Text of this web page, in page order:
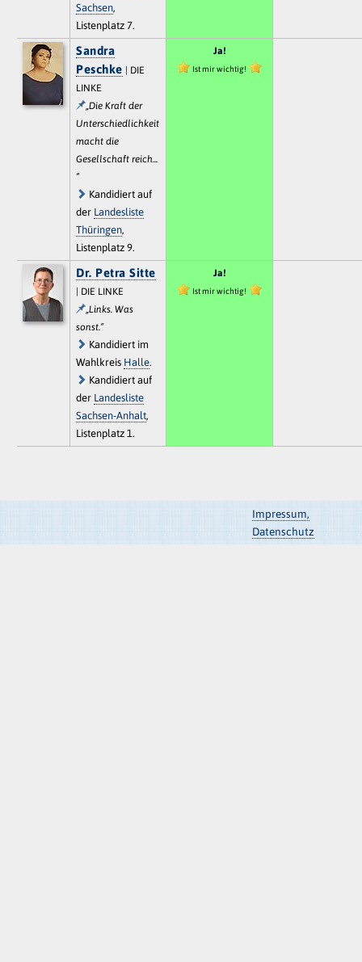
Sachsen,
Listenplatz 7.
Sandra
Peschke | DIE
LINKE
„Die Kraft der
Unterschiedlichkeit
macht die
Gesellschaft reich...
“
Kandidiert auf
der Landesliste
Thüringen,
Listenplatz 9.
Ja!
Ist mir wichtig!
Dr. Petra Sitte
| DIE LINKE
„Links. Was
sonst.“
Kandidiert im
Wahlkreis Halle.
Kandidiert auf
der Landesliste
Sachsen-Anhalt,
Listenplatz 1.
Ja!
Ist mir wichtig!
Impressum,
Datenschutz